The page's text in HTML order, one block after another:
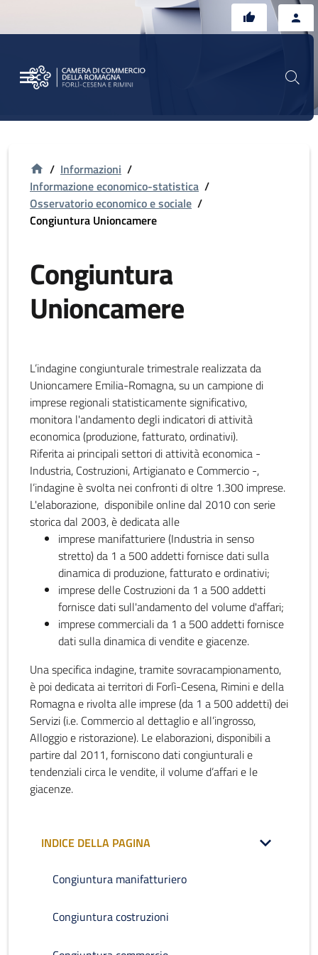
/ Informazioni /
Informazione economico-statistica /
Osservatorio economico e sociale /
Congiuntura Unioncamere
Congiuntura
Unioncamere
L’indagine congiunturale trimestrale realizzata da
Unioncamere Emilia-Romagna, su un campione di
imprese regionali statisticamente significativo,
monitora l'andamento degli indicatori di attività
economica (produzione, fatturato, ordinativi).
Riferita ai principali settori di attività economica -
Industria, Costruzioni, Artigianato e Commercio -,
l’indagine è svolta nei confronti di oltre 1.300 imprese.
L'elaborazione, disponibile online dal 2010 con serie
storica dal 2003, è dedicata alle
imprese manifatturiere (Industria in senso
stretto) da 1 a 500 addetti fornisce dati sulla
dinamica di produzione, fatturato e ordinativi;
imprese delle Costruzioni da 1 a 500 addetti
fornisce dati sull'andamento del volume d'affari;
imprese commerciali da 1 a 500 addetti fornisce
dati sulla dinamica di vendite e giacenze.
Una specifica indagine, tramite sovracampionamento,
è poi dedicata ai territori di Forlì-Cesena, Rimini e della
Romagna e rivolta alle imprese (da 1 a 500 addetti) dei
Servizi (i.e. Commercio al dettaglio e all’ingrosso,
Alloggio e ristorazione). Le elaborazioni, disponibili a
partire dal 2011, forniscono dati congiunturali e
tendenziali circa le vendite, il volume d’affari e le
giacenze.
INDICE DELLA PAGINA
Congiuntura manifatturiero
Congiuntura costruzioni